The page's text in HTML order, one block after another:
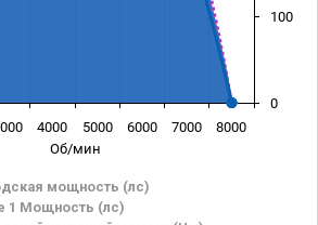
Об/мин
мощность (лс)
1 Мощность (лс)
4000 5000 6000 7000 8000
0
100